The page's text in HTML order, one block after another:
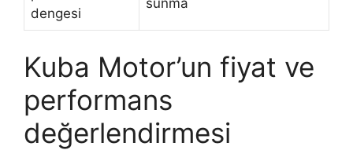
dengesi
Kuba Motor’un fiyat ve
performans
değerlendirmesi